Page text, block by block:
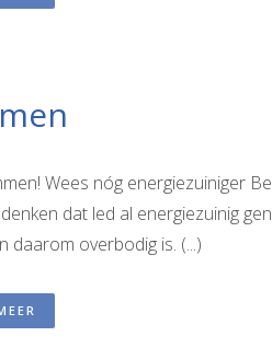
Wees nóg energiezuiniger
dat led al energiezuinig
daarom overbodig is. (...)